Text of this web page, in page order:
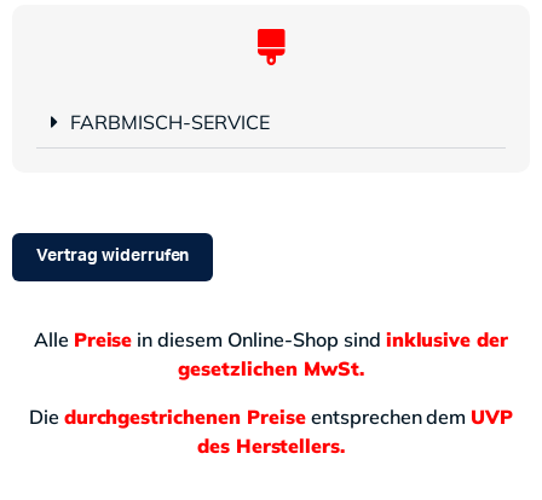
FARBMISCH-SERVICE
Vertrag widerrufen
Alle Preise in diesem Online-Shop sind inklusive der
gesetzlichen MwSt.
Die durchgestrichenen Preiseentsprechen dem UVP
des Herstellers.